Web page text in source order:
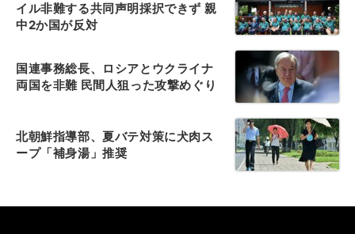
イル非難する共同声明採択できず 親
中2か国が反対
国連事務総長、ロシアとウクライナ
両国を非難 民間人狙った攻撃めぐり
北朝鮮指導部、夏バテ対策に犬肉ス
ープ「補身湯」推奨